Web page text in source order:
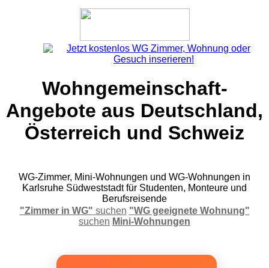
Wohngemeinschaft-
Angebote aus Deutschland,
Österreich und Schweiz
WG-Zimmer, Mini-Wohnungen und WG-Wohnungen in
Karlsruhe Südweststadt für Studenten, Monteure und
Berufsreisende
"Zimmer in WG" suchen "WG geeignete Wohnung"
suchen Mini-Wohnungen